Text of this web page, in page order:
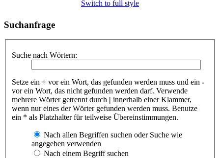
Switch to full style
Suchanfrage
Suche nach Wörtern:
Setze ein + vor ein Wort, das gefunden werden muss und ein -
vor ein Wort, das nicht gefunden werden darf. Verwende
mehrere Wörter getrennt durch | innerhalb einer Klammer,
wenn nur eines der Wörter gefunden werden muss. Benutze
ein * als Platzhalter für teilweise Übereinstimmungen.
Nach allen Begriffen suchen oder Suche wie
angegeben verwenden
Nach einem Begriff suchen